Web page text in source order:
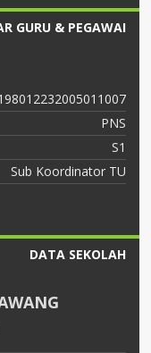
GURU & PEGAWAI
PNS
S1
Sub Koordinator TU
DATA SEKOLAH